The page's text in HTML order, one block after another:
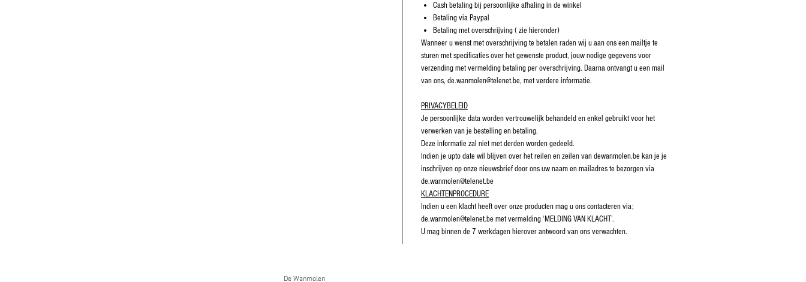
Cash betaling bij persoonlijke afhaling in de winkel
Betaling via Paypal
Betaling met overschrijving ( zie hieronder)
Wanneer u wenst met overschrijving te betalen raden wij u aan ons een mailtje te
sturen met specificaties over het gewenste product, jouw nodige gegevens voor
verzending met vermelding betaling per overschrijving. Daarna ontvangt u een mail
van ons, de.wanmolen@telenet.be, met verdere informatie.
PRIVACYBELEID
Je persoonlijke data worden vertrouwelijk behandeld en enkel gebruikt voor het
verwerken van je bestelling en betaling.
Deze informatie zal niet met derden worden gedeeld.
Indien je upto date wil blijven over het reilen en zeilen van dewanmolen.be kan je je
inschrijven op onze nieuwsbrief door ons uw naam en mailadres te bezorgen via
de.wanmolen@telenet.be
KLACHTENPROCEDURE
Indien u een klacht heeft over onze producten mag u ons contacteren via;
de.wanmolen@telenet.be met vermelding ‘MELDING VAN KLACHT’.
U mag binnen de 7 werkdagen hierover antwoord van ons verwachten.
De Wanmolen